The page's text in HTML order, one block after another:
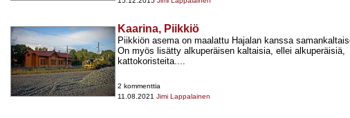
Kaarina, Piikkiö
Piikkiön asema on maalattu Hajalan kanssa
On myös lisätty alkuperäisen kaltaisia, ellei alkuperäisiä,
kattokoristeita....
2 kommenttia
11.08.2021 Jimi Lappalainen